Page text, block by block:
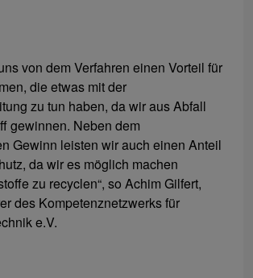
von dem Verfahren einen Vorteil für
die etwas mit der
zu tun haben, da wir aus Abfall
gewinnen. Neben dem
Gewinn leisten wir auch einen Anteil
da wir es möglich machen
zu recyclen“, so Achim Gilfert,
des Kompetenznetzwerks für
e.V.